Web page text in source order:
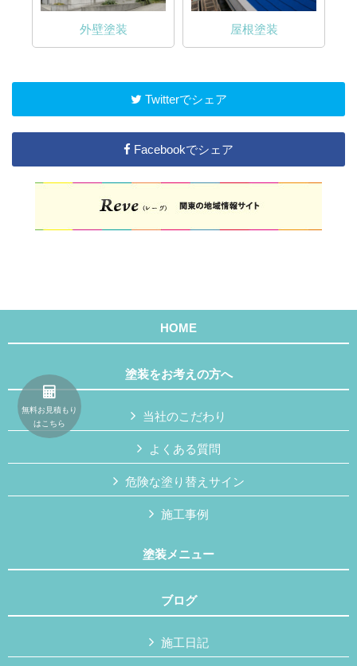
外壁塗装 屋根塗装
Twitterでシェア
Facebookでシェア
HOME
塗装をお考えの方へ
当社のこだわり
よくある質問
危険な塗り替えサイン
施工事例
塗装メニュー
ブログ
施工日記
無料お見積もり
はこちら